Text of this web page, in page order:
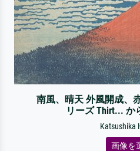
南風、晴天 外風開成、
リーズ Thirt... か
Katsushika
画像を